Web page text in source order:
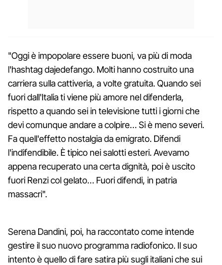
"Oggi è impopolare essere buoni, va più di moda
l'hashtag dajedefango. Molti hanno costruito una
carriera sulla cattiveria, a volte gratuita. Quando sei
fuori dall'Italia ti viene più amore nel difenderla,
rispetto a quando sei in televisione tutti i giorni che
devi comunque andare a colpire… Si è meno severi.
Fa quell'effetto nostalgia da emigrato. Difendi
l'indifendibile. È tipico nei salotti esteri. Avevamo
appena recuperato una certa dignità, poi è uscito
fuori Renzi col gelato… Fuori difendi, in patria
massacri".
Serena Dandini, poi, ha raccontato come intende
gestire il suo nuovo programma radiofonico. Il suo
intento è quello di fare satira più sugli italiani che sui